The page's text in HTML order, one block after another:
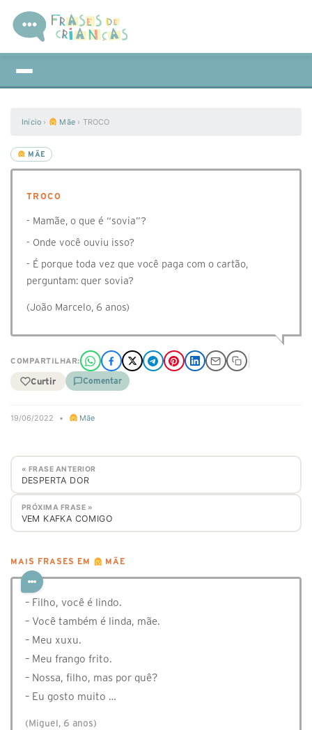
Início › Mãe › TROCO
MÃE
TROCO
- Mamãe, o que é “sovia”?
- Onde você ouviu isso?
- É porque toda vez que você paga com o cartão,
perguntam: quer sovia?
(João Marcelo, 6 anos)
COMPARTILHAR:
Curtir Comentar
19/06/2022 • Mãe
« FRASE ANTERIOR
DESPERTA DOR
PRÓXIMA FRASE »
VEM KAFKA COMIGO
MAIS FRASES EM MÃE
⁣– Filho, você é lindo.
– Você também é linda, mãe.
– Meu xuxu.
– Meu frango frito.
– Nossa, filho, mas por quê?
– Eu gosto muito …
(Miguel, 6 anos)